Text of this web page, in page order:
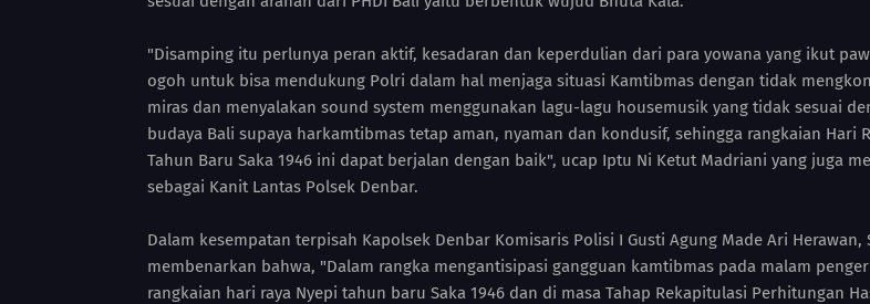
"Disamping itu perlunya peran aktif, kesadaran dan keperdulian dari para yowana yang ikut
ogoh untuk bisa mendukung Polri dalam hal menjaga situasi Kamtibmas dengan tidak
miras dan menyalakan sound system menggunakan lagu-lagu housemusik yang tidak sesuai
budaya Bali supaya harkamtibmas tetap aman, nyaman dan kondusif, sehingga rangkaian Hari
Tahun Baru Saka 1946 ini dapat berjalan dengan baik", ucap Iptu Ni Ketut Madriani yang juga
sebagai Kanit Lantas Polsek Denbar.
Dalam kesempatan terpisah Kapolsek Denbar Komisaris Polisi I Gusti Agung Made Ari Herawan,
membenarkan bahwa, "Dalam rangka mengantisipasi gangguan kamtibmas pada malam
rangkaian hari raya Nyepi tahun baru Saka 1946 dan di masa Tahap Rekapitulasi Perhitungan